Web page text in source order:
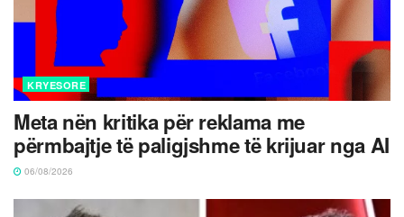
KRYESORE
Meta nën kritika për reklama me
përmbajtje të paligjshme të krijuar nga AI
06/08/2026